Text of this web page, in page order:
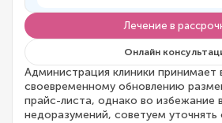
Лечение в
Онлайн
Администрация клиники принимает
своевременному обновлению
прайс-листа, однако во избежание
недоразумений, советуем уточнять